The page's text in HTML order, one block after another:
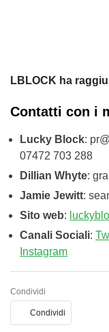
LBLOCK ha
Contatti con i
Lucky Block:
07472 703 288
Dillian Whyte:
Jamie Jewitt:
Sito web:
Canali Sociali:
Instagram
Condividi
Condividi